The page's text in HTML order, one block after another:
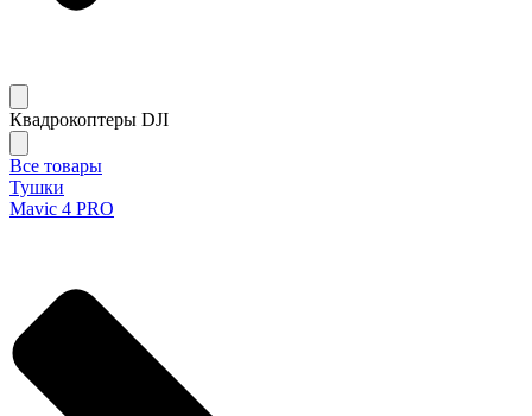
Квадрокоптеры DJI
Все товары
Тушки
Mavic 4 PRO